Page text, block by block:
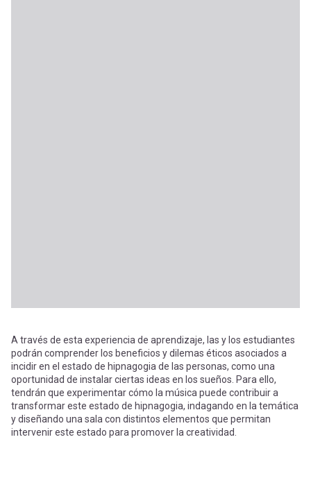
A través de esta experiencia de aprendizaje, las y los estudiantes
podrán comprender los beneficios y dilemas éticos asociados a
incidir en el estado de hipnagogia de las personas, como una
oportunidad de instalar ciertas ideas en los sueños. Para ello,
tendrán que experimentar cómo la música puede contribuir a
transformar este estado de hipnagogia, indagando en la temática
y diseñando una sala con distintos elementos que permitan
intervenir este estado para promover la creatividad.